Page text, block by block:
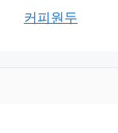
커피원두